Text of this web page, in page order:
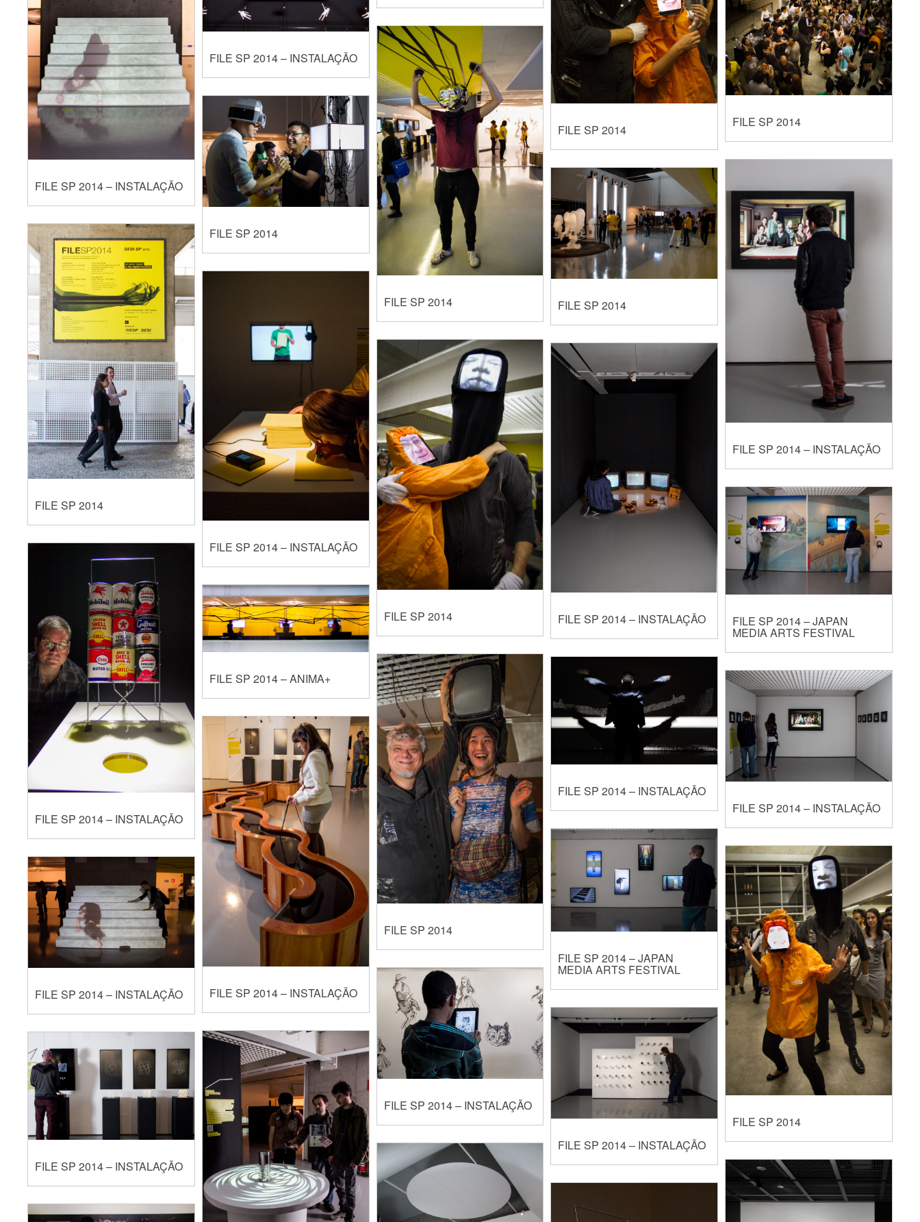
FILE SP 2014 – INSTALAÇÃO
FILE SP 2014 – INSTALAÇÃO
FILE SP 2014
FILE SP 2014
FILE SP 2014
FILE SP 2014
FILE SP 2014 – INSTALAÇÃO
FILE SP 2014 – INSTALAÇÃO
FILE SP 2014
FILE SP 2014
FILE SP 2014
FILE SP 2014 – INSTALAÇÃO
FILE SP 2014 – ANIMA+
FILE SP 2014
FILE SP 2014 – INSTALAÇÃO
FILE SP 2014 – INSTALAÇÃO
FILE SP 2014 – INSTALAÇÃO
FILE SP 2014 – INSTALAÇÃO
FILE SP 2014 – INSTALAÇÃO
FILE SP 2014 – INSTALAÇÃO
FILE SP 2014 – JAPAN
MEDIA ARTS FESTIVAL
FILE SP 2014 – JAPAN
MEDIA ARTS FESTIVAL
FILE SP 2014 – INSTALAÇÃO
FILE SP 2014 – INSTALAÇÃO
FILE SP 2014